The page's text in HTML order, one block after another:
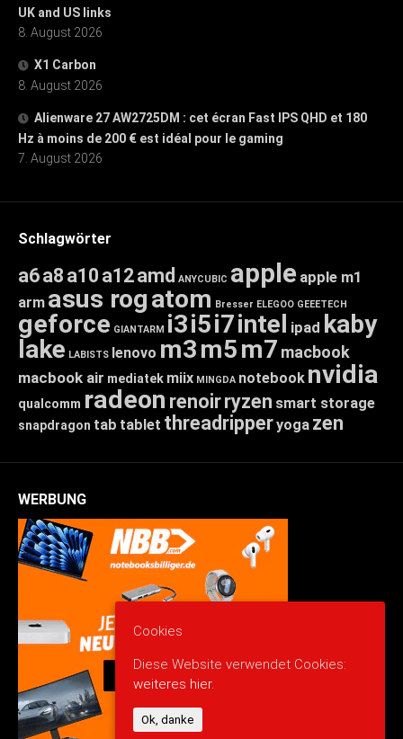
UK and US links
8. August 2026
X1 Carbon
8. August 2026
Alienware 27 AW2725DM : cet écran Fast IPS QHD et 180
Hz à moins de 200 € est idéal pour le gaming
7. August 2026
Schlagwörter
a6a8 a10 a12amd ANYCUBIC apple apple m1
arm asus rogatom Bresser ELEGOO GEEETECH
geforce GIANTARM i3i5i7intel ipad kaby
lake LABISTS lenovo m3m5m7 macbook
macbook air mediatek miix MINGDA notebook nvidia
qualcomm radeon renoirryzen smart storage
snapdragon tab tablet threadripperyoga zen
WERBUNG
Cookies
Diese Website verwendet Cookies:
weiteres hier.
Ok, danke